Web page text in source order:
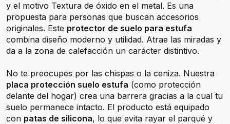
y el motivo Textura de óxido en el metal. Es una
propuesta para personas que buscan accesorios
originales. Este protector de suelo para estufa
combina diseño moderno y utilidad. Atrae las miradas y
da a la zona de calefacción un carácter distintivo.
No te preocupes por las chispas o la ceniza. Nuestra
placa protección suelo estufa (como protección
delante del hogar) crea una barrera gracias a la cual tu
suelo permanece intacto. El producto está equipado
con patas de silicona, lo que evita rayar el parqué y